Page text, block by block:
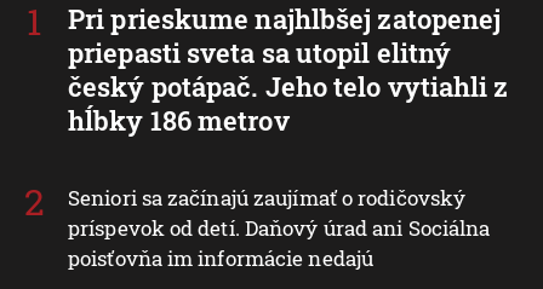
Pri prieskume najhlbšej zatopenej
priepasti sveta sa utopil elitný
český potápač. Jeho telo vytiahli z
hĺbky 186 metrov
Seniori sa začínajú zaujímať o rodičovský
príspevok od detí. Daňový úrad ani Sociálna
poisťovňa im informácie nedajú